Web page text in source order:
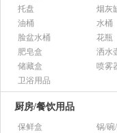
托盘
烟灰
油桶
水桶
脸盆水桶
花瓶
肥皂盒
洒水
储藏盒
喷雾
卫浴用品
厨房/餐饮用品
保鲜盒
锅/碗